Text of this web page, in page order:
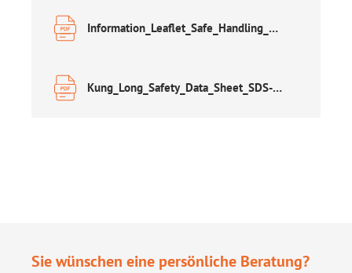
Information_Leaflet_Safe_Handling_of_Lead_Acid_Accumulators.pdf
Kung_Long_Safety_Data_Sheet_SDS-english.pdf
Sie wünschen eine persönliche Beratung?